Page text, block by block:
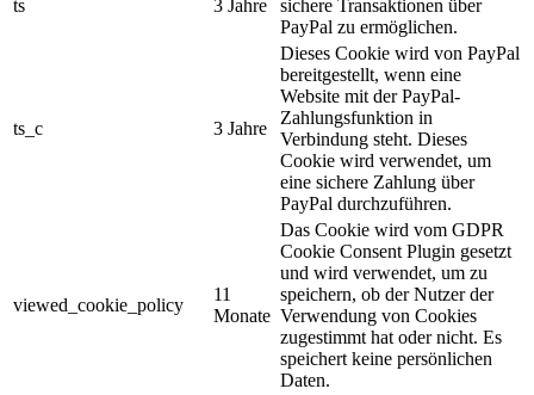
ts 3 Jahre
sichere Transaktionen über
PayPal zu ermöglichen.
ts_c 3 Jahre
Dieses Cookie wird von PayPal
bereitgestellt, wenn eine
Website mit der PayPal-
Zahlungsfunktion in
Verbindung steht. Dieses
Cookie wird verwendet, um
eine sichere Zahlung über
PayPal durchzuführen.
viewed_cookie_policy
11
Monate
Das Cookie wird vom GDPR
Cookie Consent Plugin gesetzt
und wird verwendet, um zu
speichern, ob der Nutzer der
Verwendung von Cookies
zugestimmt hat oder nicht. Es
speichert keine persönlichen
Daten.